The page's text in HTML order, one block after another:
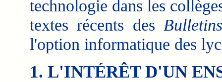
technologie dans les
textes récents des
l'option informatique des
1. L'INTÉRÊT D'UN